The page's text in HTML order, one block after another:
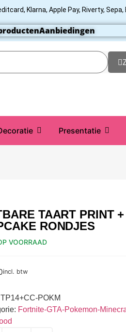
Klarna, Apple Pay, Riverty,
Aanbiedingen
Presentatie
TAART PRINT
RONDJES
VOORRAAD
incl. btw
TP14+CC-POKM
Fortnite-GTA-Pokemon-